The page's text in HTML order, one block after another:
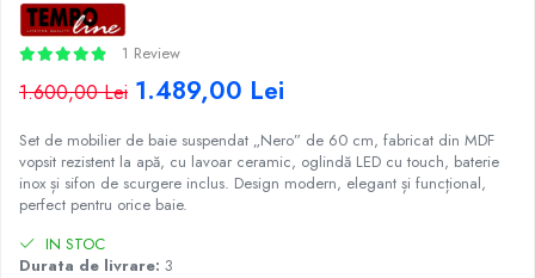
1 Review
1.600,00 Lei 1.489,00 Lei
Set de mobilier de baie suspendat „Nero” de 60 cm, fabricat din MDF
vopsit rezistent la apă, cu lavoar ceramic, oglindă LED cu touch, baterie
inox și sifon de scurgere inclus. Design modern, elegant și funcțional,
perfect pentru orice baie.
IN STOC
Durata de livrare: 3